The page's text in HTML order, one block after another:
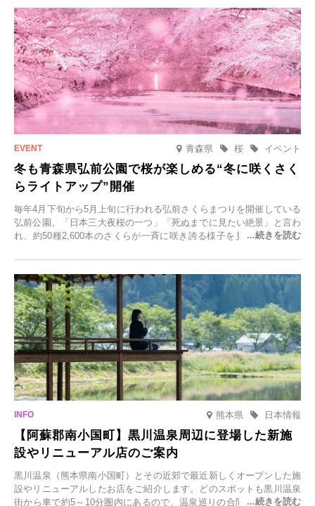
青森県 イベント
桜
冬も青森県弘前公園で桜が楽しめる“冬に咲くさく
らライトアップ”開催
毎年4月下旬から5月上旬に行われる弘前さくらまつりを開催している
弘前公園。「日本三大夜桜の一つ」「死ぬまでに見たい絶景」と言わ
れ、約50種2,600本のさくらが一斉に咲き誇る様子を見に、世界中か
日(月)～2026年2月28日(土)の期間、「冬に咲くさくらライトアップ」
を開催します。
熊本県 日本情報
【阿蘇郡南小国町】黒川温泉周辺に登場した新施
設やリニューアル店のご案内
黒川温泉（熊本県南小国町）とその近郊で最近新しくオープンした施
設やリニューアルしたお店をご紹介します。どのスポットも黒川温泉
街から車で約5～10分圏内にあるので、温泉巡りの合間に気軽に立ち